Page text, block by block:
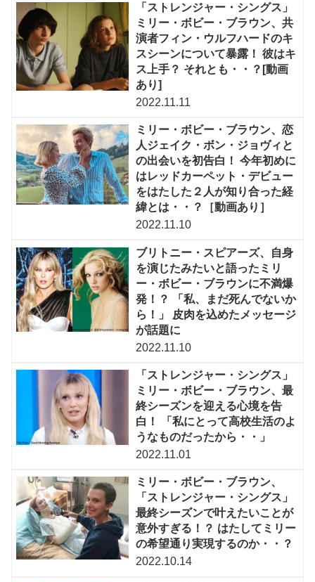
「ストレンジャー・シングス」
ミリー・ボビー・ブラウン、共
演者フィン・ウルフハードのキ
スシーンについて暴露！ 彼はキ
ス上手？ それとも・・？[動画
あり]
2022.11.11
ミリー・ボビー・ブラウン、恋
人ジェイク・ボン・ジョヴィと
の出会いを初告白！ 今年初めに
はレッドカーペット・デビュー
をはたした２人が知り合った経
緯とは・・？［動画あり］
2022.11.10
ブリトニー・スピアーズ、自身
を演じたみたいと語ったミリ
ー・ボビー・ブラウンに不満爆
発！？ 「私、まだ死んでないか
ら！」 皮肉を込めたメッセージ
が話題に
2022.11.10
「ストレンジャー・シングス」
ミリー・ボビー・ブラウン、最
終シーズンを迎える心境を告
白！ 「私にとって高校生活のよ
うなものだったから・・」
2022.11.01
ミリー・ボビー・ブラウン、
「ストレンジャー・シングス」
最終シーズンで叶えたいことが
意外すぎる！？ はたしてミリー
の希望通り実現するのか・・？
2022.10.14